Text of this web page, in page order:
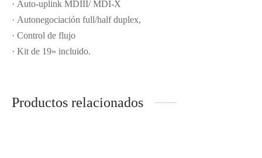
· Auto-uplink MDIII/ MDI-X
· Autonegociación full/half duplex,
· Control de flujo
· Kit de 19» incluido.
Productos relacionados